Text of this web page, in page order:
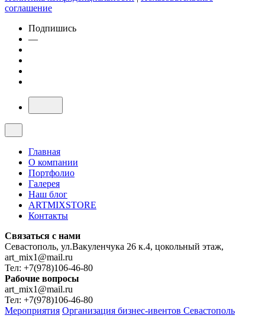
соглашение
Подпишись
—
Главная
О компании
Портфолио
Галерея
Наш блог
ARTMIXSTORE
Контакты
Связаться с нами
Севастополь, ул.Вакуленчука 26 к.4, цокольный этаж,
art_mix1@mail.ru
Тел: +7(978)106-46-80
Рабочие вопросы
art_mix1@mail.ru
Тел: +7(978)106-46-80
Мероприятия Организация бизнес-ивентов Севастополь